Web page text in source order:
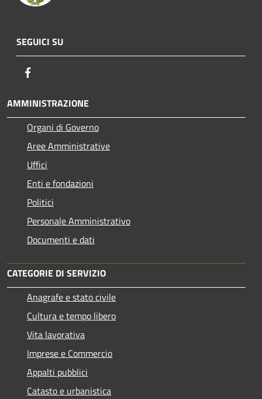
SEGUICI SU
AMMINISTRAZIONE
Organi di Governo
Aree Amministrative
Uffici
Enti e fondazioni
Politici
Personale Amministrativo
Documenti e dati
CATEGORIE DI SERVIZIO
Anagrafe e stato civile
Cultura e tempo libero
Vita lavorativa
Imprese e Commercio
Appalti pubblici
Catasto e urbanistica